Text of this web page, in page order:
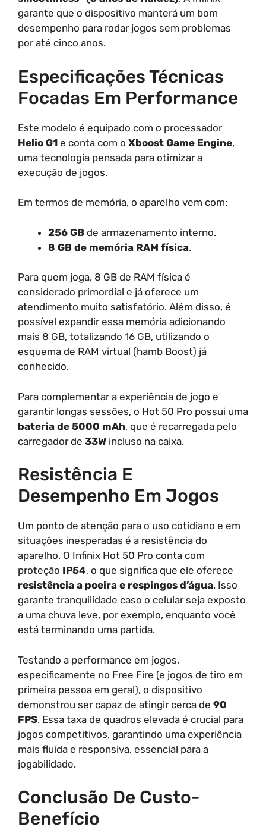
garante que o dispositivo manterá um bom
desempenho para rodar jogos sem problemas
por até cinco anos.
Especificações Técnicas
Focadas Em Performance
Este modelo é equipado com o processador
Helio G1 e conta com o Xboost Game Engine,
uma tecnologia pensada para otimizar a
execução de jogos.
Em termos de memória, o aparelho vem com:
256 GB de armazenamento interno.
8 GB de memória RAM física.
Para quem joga, 8 GB de RAM física é
considerado primordial e já oferece um
atendimento muito satisfatório. Além disso, é
possível expandir essa memória adicionando
mais 8 GB, totalizando 16 GB, utilizando o
esquema de RAM virtual (hamb Boost) já
conhecido.
Para complementar a experiência de jogo e
garantir longas sessões, o Hot 50 Pro possui uma
bateria de 5000 mAh, que é recarregada pelo
carregador de 33W incluso na caixa.
Resistência E
Desempenho Em Jogos
Um ponto de atenção para o uso cotidiano e em
situações inesperadas é a resistência do
aparelho. O Infinix Hot 50 Pro conta com
proteção IP54, o que significa que ele oferece
resistência a poeira e respingos d’água. Isso
garante tranquilidade caso o celular seja exposto
a uma chuva leve, por exemplo, enquanto você
está terminando uma partida.
Testando a performance em jogos,
especificamente no Free Fire (e jogos de tiro em
primeira pessoa em geral), o dispositivo
demonstrou ser capaz de atingir cerca de 90
FPS. Essa taxa de quadros elevada é crucial para
jogos competitivos, garantindo uma experiência
mais fluida e responsiva, essencial para a
jogabilidade.
Conclusão De Custo-
Benefício